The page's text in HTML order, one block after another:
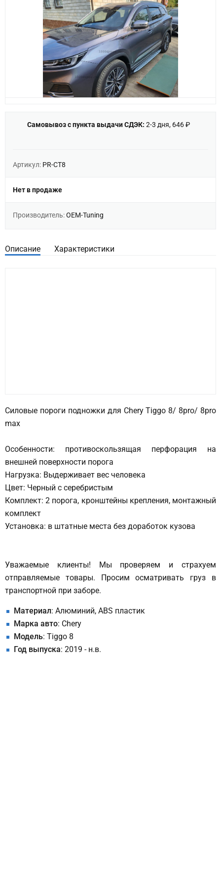
Самовывоз с пункта выдачи СДЭК: 2-3 дня, 646 ₽
Артикул: PR-CT8
Нет в продаже
Производитель:OEM-Tuning
Описание Характеристики
Силовые пороги подножки для Chery Tiggo 8/ 8pro/ 8pro
max
Особенности: противоскользящая перфорация на
внешней поверхности порога
Нагрузка: Выдерживает вес человека
Цвет: Черный с серебристым
Комплект: 2 порога, кронштейны крепления, монтажный
комплект
Установка: в штатные места без доработок кузова
Уважаемые клиенты! Мы проверяем и страхуем
отправляемые товары. Просим осматривать груз в
транспортной при заборе.
Материал: Алюминий, ABS пластик
Марка авто: Chery
Модель: Tiggo 8
Год выпуска: 2019 - н.в.